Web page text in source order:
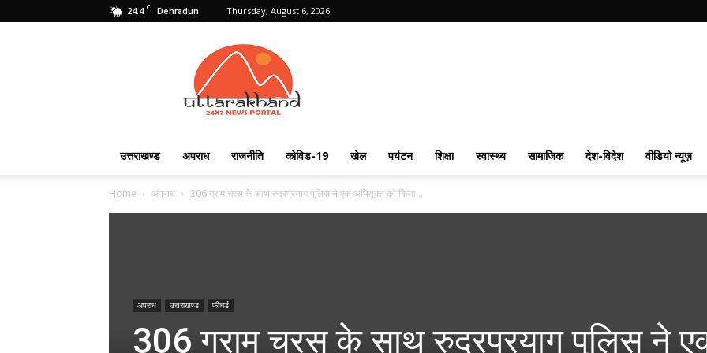
24.4 C Dehradun Thursday, August 6, 2026
Uttarakhand
24X7
उत्तराखण्ड अपराध राजनीति कोविड-19 खेल पर्यटन शिक्षा स्वास्थ्य सामाजिक देश-विदेश वीडियो न्यूज़
Home अपराध 306 ग्राम चरस के साथ रुद्रप्रयाग पुलिस ने एक अभियुक्त को किया...
अपराध उत्तराखण्ड फीचर्ड
306 ग्राम चरस के साथ रुद्रप्रयाग पुलिस ने